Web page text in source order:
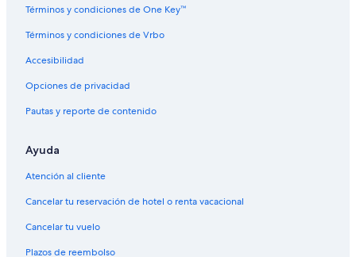
Términos y condiciones de One Key™
Términos y condiciones de Vrbo
Accesibilidad
Opciones de privacidad
Pautas y reporte de contenido
Ayuda
Atención al cliente
Cancelar tu reservación de hotel o renta vacacional
Cancelar tu vuelo
Plazos de reembolso